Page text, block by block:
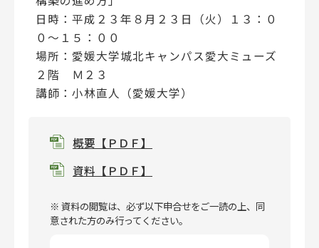
日時：平成２３年８月２３日（火）１３：０
０～１５：００
場所：愛媛大学城北キャンパス愛大ミューズ
２階 Ｍ２３
講師：小林直人（愛媛大学）
概要【ＰＤＦ】
資料【ＰＤＦ】
※ 資料の閲覧は、必ず以下申合せをご一読の上、同
意された方のみ行ってください。